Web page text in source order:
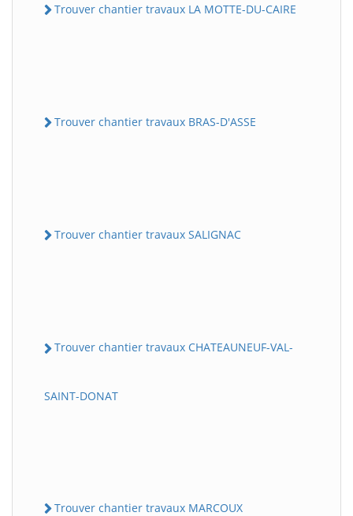
Trouver chantier travaux LA MOTTE-DU-CAIRE
Trouver chantier travaux BRAS-D'ASSE
Trouver chantier travaux SALIGNAC
Trouver chantier travaux CHATEAUNEUF-VAL-
SAINT-DONAT
Trouver chantier travaux MARCOUX